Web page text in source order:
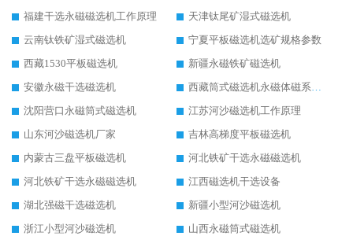
福建干选永磁磁选机工作原理
天津钛尾矿湿式磁选机
云南钛铁矿湿式磁选机
宁夏平板磁选机选矿规格参数
西藏1530平板磁选机
新疆永磁铁矿磁选机
安徽永磁干选磁选机
西藏筒式磁选机永磁体磁系设计
沈阳营口永磁筒式磁选机
江苏河沙磁选机工作原理
山东河沙磁选机厂家
吉林高梯度平板磁选机
内蒙古三盘平板磁选机
河北铁矿干选永磁磁选机
河北铁矿干选永磁磁选机
江西磁选机干选设备
湖北强磁干选磁选机
新疆小型河沙磁选机
浙江小型河沙磁选机
山西永磁筒式磁选机